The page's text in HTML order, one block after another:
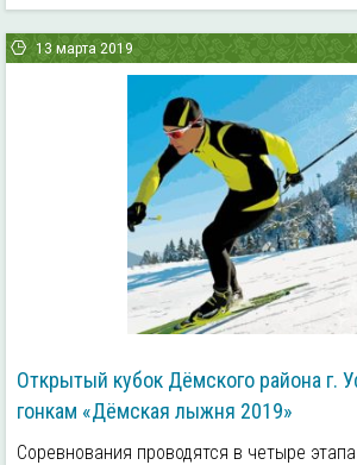
13 марта 2019
Открытый кубок Дёмского района
гонкам «Дёмская лыжня 2019»
Соревнования проводятся в четыре